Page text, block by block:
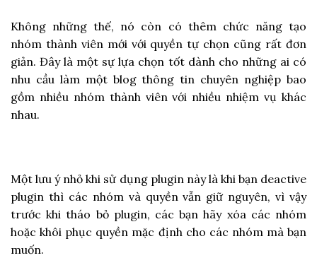
Không những thế, nó còn có thêm chức năng tạo
nhóm thành viên mới với quyền tự chọn cũng rất đơn
giản. Đây là một sự lựa chọn tốt dành cho những ai có
nhu cầu làm một blog thông tin chuyên nghiệp bao
gồm nhiều nhóm thành viên với nhiều nhiệm vụ khác
nhau.
Một lưu ý nhỏ khi sử dụng plugin này là khi bạn deactive
plugin thì các nhóm và quyền vẫn giữ nguyên, vì vậy
trước khi tháo bỏ plugin, các bạn hãy xóa các nhóm
hoặc khôi phục quyền mặc định cho các nhóm mà bạn
muốn.